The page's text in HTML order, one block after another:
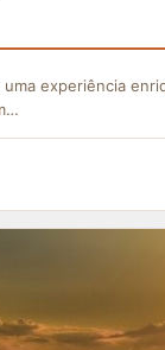
experiência